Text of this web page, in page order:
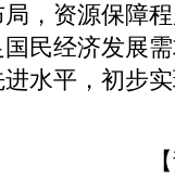
，资源保障
民经济发展
水平，初步